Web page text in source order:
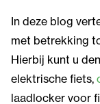
In deze blog
met betrekking
Hierbij kunt u
elektrische fiets,
laadlocker voor